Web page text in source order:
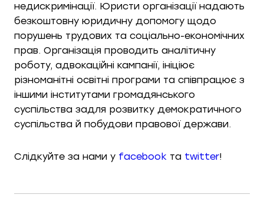
недискримінації. Юристи організації надають
безкоштовну юридичну допомогу щодо
порушень трудових та соціально-економічних
прав. Організація проводить аналітичну
роботу, адвокаційні кампанії, ініціює
різноманітні освітні програми та співпрацює з
іншими інститутами громадянського
суспільства задля розвитку демократичного
суспільства й побудови правової держави.
Слідкуйте за нами у facebook та twitter!